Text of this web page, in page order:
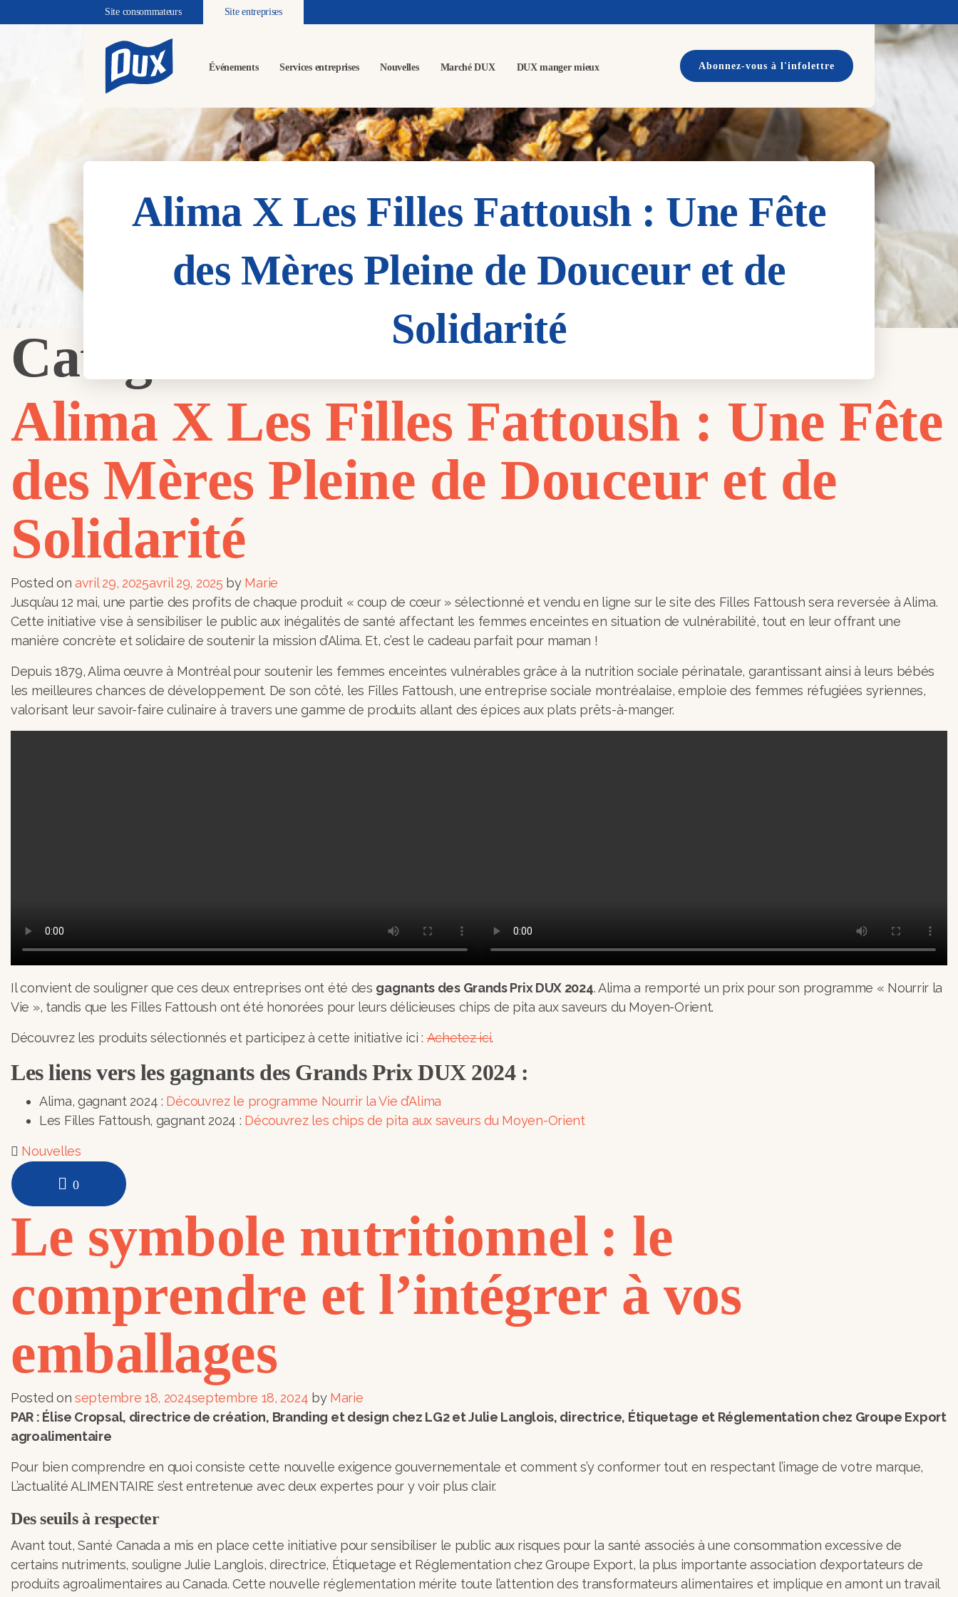
Site consommateurs Site entreprises
Événements Services entreprises Nouvelles Marché DUX DUX manger mieux Abonnez-vous à l'infolettre
Alima X Les Filles Fattoush : Une Fête
des Mères Pleine de Douceur et de
Solidarité
Catégorie :
Nouvelles
Alima X Les Filles Fattoush : Une Fête
des Mères Pleine de Douceur et de
Solidarité
Posted on avril 29, 2025avril 29, 2025 by Marie
Jusqu’au 12 mai, une partie des profits de chaque produit « coup de cœur » sélectionné et vendu en ligne sur le site des Filles Fattoush sera reversée à Alima.
Cette initiative vise à sensibiliser le public aux inégalités de santé affectant les femmes enceintes en situation de vulnérabilité, tout en leur offrant une
manière concrète et solidaire de soutenir la mission d’Alima. Et, c’est le cadeau parfait pour maman !
Depuis 1879, Alima œuvre à Montréal pour soutenir les femmes enceintes vulnérables grâce à la nutrition sociale périnatale, garantissant ainsi à leurs bébés
les meilleures chances de développement. De son côté, les Filles Fattoush, une entreprise sociale montréalaise, emploie des femmes réfugiées syriennes,
valorisant leur savoir-faire culinaire à travers une gamme de produits allant des épices aux plats prêts-à-manger.
Il convient de souligner que ces deux entreprises ont été des gagnants des Grands Prix DUX 2024. Alima a remporté un prix pour son programme « Nourrir la
Vie », tandis que les Filles Fattoush ont été honorées pour leurs délicieuses chips de pita aux saveurs du Moyen-Orient.
Découvrez les produits sélectionnés et participez à cette initiative ici :Achetez ici.
Les liens vers les gagnants des Grands Prix DUX 2024 :
Alima, gagnant 2024 : Découvrez le programme Nourrir la Vie d’Alima
Les Filles Fattoush, gagnant 2024 : Découvrez les chips de pita aux saveurs du Moyen-Orient
Nouvelles
0
Le symbole nutritionnel : le
comprendre et l’intégrer à vos
emballages
Posted on septembre 18, 2024septembre 18, 2024 by Marie
PAR : Élise Cropsal, directrice de création, Branding et design chez LG2 et Julie Langlois, directrice, Étiquetage et Réglementation chez Groupe Export
agroalimentaire
Pour bien comprendre en quoi consiste cette nouvelle exigence gouvernementale et comment s’y conformer tout en respectant l’image de votre marque,
L’actualité ALIMENTAIRE s’est entretenue avec deux expertes pour y voir plus clair.
Des seuils à respecter
Avant tout, Santé Canada a mis en place cette initiative pour sensibiliser le public aux risques pour la santé associés à une consommation excessive de
certains nutriments, souligne Julie Langlois, directrice, Étiquetage et Réglementation chez Groupe Export, la plus importante association d’exportateurs de
produits agroalimentaires au Canada. Cette nouvelle réglementation mérite toute l’attention des transformateurs alimentaires et implique en amont un travail